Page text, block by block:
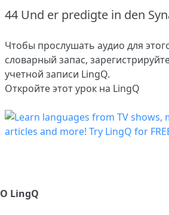
44 Und er predigte in den
Чтобы прослушать аудио для
словарный запас,
учетной записи LingQ.
Откройте этот урок на LingQ
О LingQ